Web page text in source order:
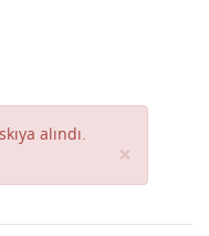
alındı.
×